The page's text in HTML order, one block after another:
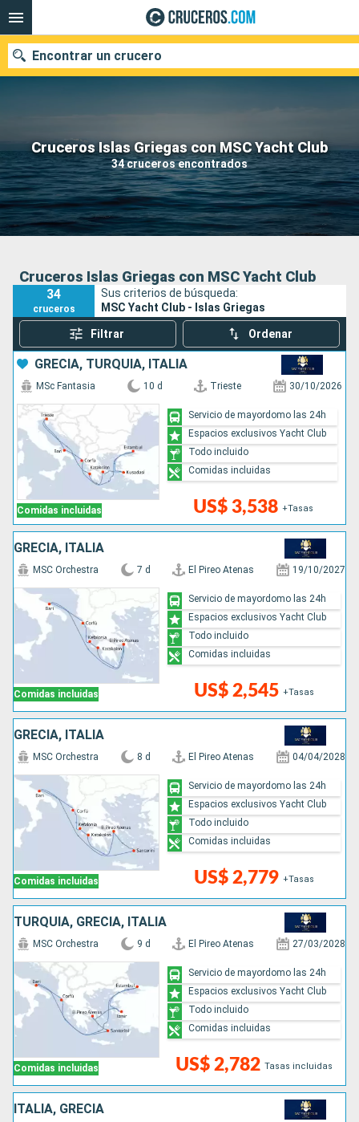
Cruceros Islas Griegas con MSC Yacht Club
34 cruceros encontrados
Encontrar un crucero
Nuestros destinos
Fecha de salida
Puertos Compañías
Cruceros Islas Griegas con MSC Yacht Club
34
cruceros
Sus criterios de búsqueda:
MSC Yacht Club - Islas Griegas
Filtrar Ordenar
GRECIA, TURQUÍA, ITALIA
Comidas incluidas
MSc Fantasia 10 d Trieste 30/10/2026
US$ 3,538 +Tasas
Servicio de mayordomo las 24h
Espacios exclusivos Yacht Club
Todo incluido
Comidas incluidas
GRECIA, ITALIA
Comidas incluidas
MSC Orchestra 7 d El Pireo Atenas 19/10/2027
US$ 2,545 +Tasas
Servicio de mayordomo las 24h
Espacios exclusivos Yacht Club
Todo incluido
Comidas incluidas
GRECIA, ITALIA
Comidas incluidas
MSC Orchestra 8 d El Pireo Atenas 04/04/2028
US$ 2,779 +Tasas
Servicio de mayordomo las 24h
Espacios exclusivos Yacht Club
Todo incluido
Comidas incluidas
TURQUÍA, GRECIA, ITALIA
Comidas incluidas
MSC Orchestra 9 d El Pireo Atenas 27/03/2028
US$ 2,782 Tasas incluidas
Servicio de mayordomo las 24h
Espacios exclusivos Yacht Club
Todo incluido
Comidas incluidas
ITALIA, GRECIA